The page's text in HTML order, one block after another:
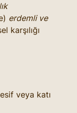
erdemli ve
karşılığı
veya katı